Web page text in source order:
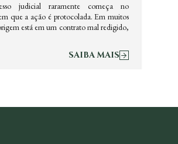
judicial raramente começa no
que a ação é protocolada. Em muitos
está em um contrato mal redigido,
SAIBA MAIS